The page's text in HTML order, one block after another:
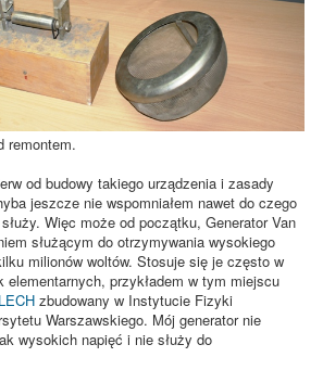
remontem.
od budowy takiego urządzenia i zasady
jeszcze nie wspomniałem nawet do czego
Więc może od początku, Generator Van
służącym do otrzymywania wysokiego
milionów woltów. Stosuje się je często w
elementarnych, przykładem w tym miejscu
zbudowany w Instytucie Fizyki
Warszawskiego. Mój generator nie
wysokich napięć i nie służy do